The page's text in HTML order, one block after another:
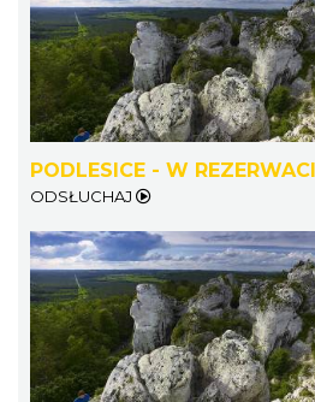
PODLESICE - W
ODSŁUCHAJ